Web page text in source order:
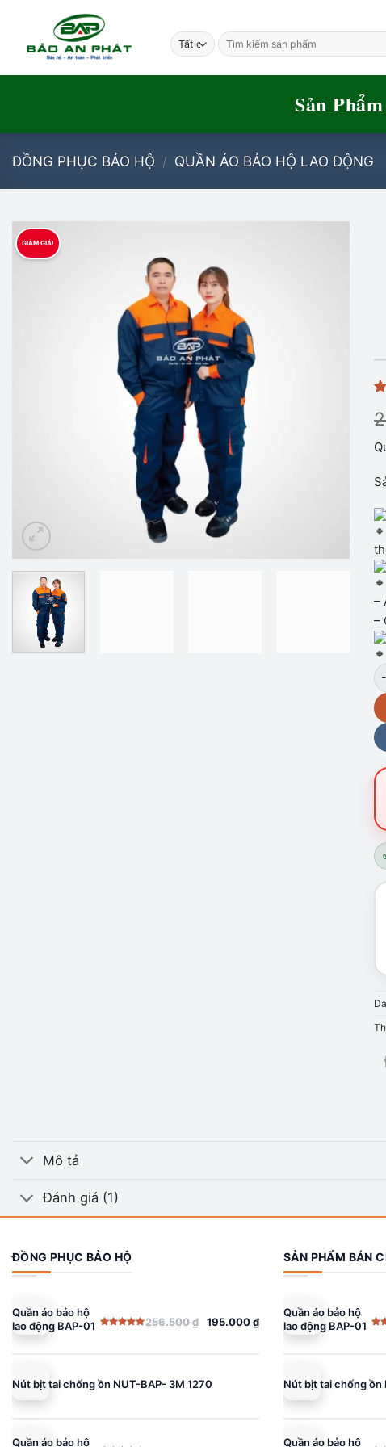
Tìm
kiếm:
Sản Phẩm
ĐỒNG PHỤC BẢO HỘ / QUẦN ÁO BẢO HỘ LAO ĐỘNG
GIẢM GIÁ!
–
–
Mô tả
Đánh giá (1)
ĐỒNG PHỤC BẢO HỘ
Quần áo bảo hộ
lao động BAP-01
5 sao
256.500₫
Giá
là:
195.000₫
Giá
tại
195.000 ₫.
Nút bịt tai chống ồn NUT-BAP- 3M 1270
Quần áo bảo hộ
SẢN PHẨM BÁN
Quần áo bảo hộ
lao động BAP-01
5
Giá
là:
Giá
tại
195.000 ₫.
Nút bịt tai chống ồn
Quần áo bảo hộ